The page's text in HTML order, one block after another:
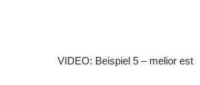
VIDEO: Beispiel 5 – melior est